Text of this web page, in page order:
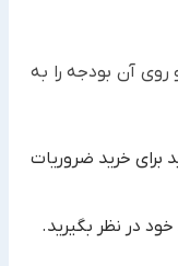
روی آن بودجه را به
برای خرید ضروریات